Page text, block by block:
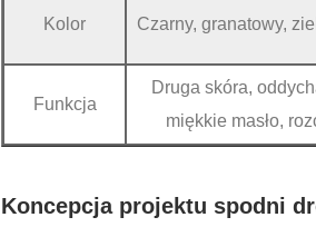
Kolor Czarny, granatowy,
Funkcja
Druga skóra,
miękkie masło,
Koncepcja projektu spodni